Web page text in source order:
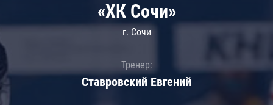
«ХК Сочи»
г. Сочи
Тренер:
Ставровский Евгений